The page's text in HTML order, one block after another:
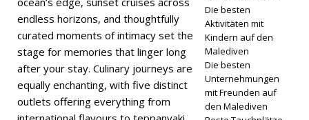
[ 29. April
2026 ]
Wie Sie ein
l auf den
endless horizons, and thoughtfully
curated moments of intimacy set the
stage for memories that linger long
after your stay. Culinary journeys are
equally enchanting, with five distinct
outlets offering everything from
Die besten
Aktivitäten mit
Kindern auf den
Malediven
Die besten
Unternehmungen
mit Freunden auf
den Malediven